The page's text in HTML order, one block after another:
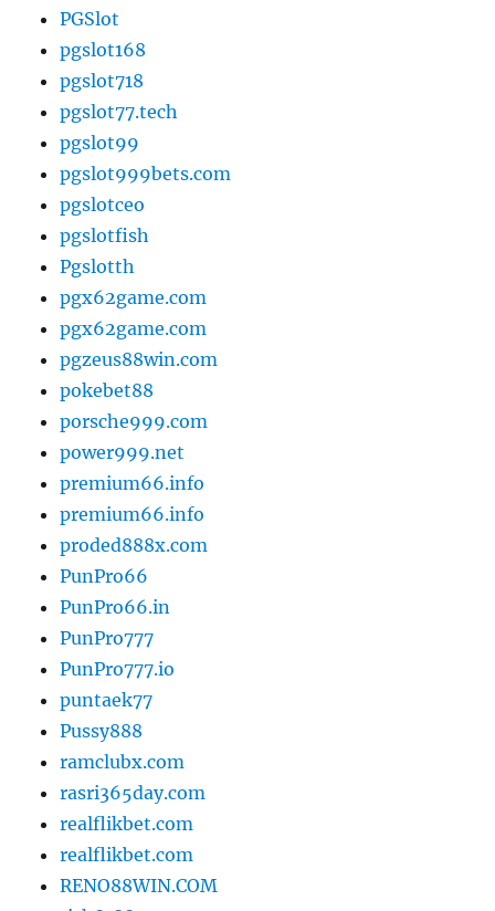
PGSlot
pgslot168
pgslot718
pgslot77.tech
pgslot99
pgslot999bets.com
pgslotceo
pgslotfish
Pgslotth
pgx62game.com
pgx62game.com
pgzeus88win.com
pokebet88
porsche999.com
power999.net
premium66.info
premium66.info
proded888x.com
PunPro66
PunPro66.in
PunPro777
PunPro777.io
puntaek77
Pussy888
ramclubx.com
rasri365day.com
realflikbet.com
realflikbet.com
RENO88WIN.COM